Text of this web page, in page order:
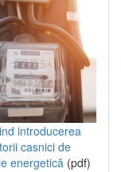
introducerea
casnici de
energetică (pdf)